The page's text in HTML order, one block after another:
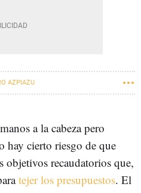
AZPIAZU
a la cabeza pero
hay cierto riesgo de que
recaudatorios que,
tejer los presupuestos. El